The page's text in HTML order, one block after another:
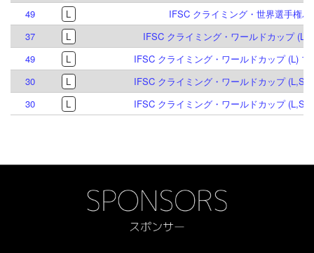
49
L
IFSC クライミング・世界選手権パ
37
L
IFSC クライミング・ワールドカップ (L)
49
L
IFSC クライミング・ワールドカップ (L) ブ
30
L
IFSC クライミング・ワールドカップ (L,S)
30
L IFSC クライミング・ワールドカップ (L,S)